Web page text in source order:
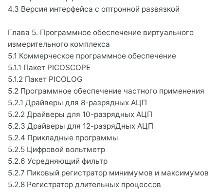
4.3 Версия интерфейса с оптронной развязкой
Глава 5. Программное обеспечение виртуального
измерительного комплекса
5.1 Коммерческое программное обеспечение
5.1.1 Пакет PICOSCOPE
5.1.2 Пакет PICOLOG
5.2 Программное обеспечение частного применения
5.2.1 Драйверы для 8-разрядных АЦП
5.2.2 Драйверы для 10-разрядных АЦП
5.2.3 Драйверы для 12-разряДных АЦП
5.2.4 Прикладные программы
5.2.5 Цифровой вольтметр
5.2.6 Усредняющий фильтр
5.2.7 Пиковый регистратор минимумов и максимумов
5.2.8 Регистратор длительных процессов